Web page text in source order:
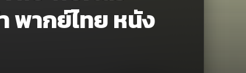
พากย์ไทย หนัง